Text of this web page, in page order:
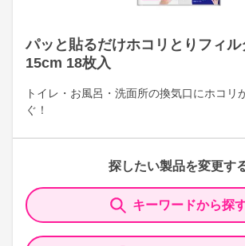
パッと貼るだけホコリとりフィル
15cm 18枚入
トイレ・お風呂・洗面所の換気口にホコリ
ぐ！
探したい製品を変更す
キーワードから探